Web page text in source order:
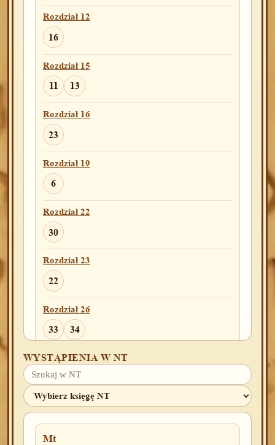
Rozdział 12
16
Rozdział 15
11 13
Rozdział 16
23
Rozdział 19
6
Rozdział 22
30
Rozdział 23
22
Rozdział 26
33 34
Rozdział 28
2 3
Rozdział 29
29 30 31 33 37
WYSTĄPIENIA W NT
Mt